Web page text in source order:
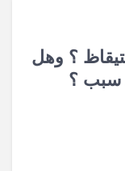
؟ وهل
سبب ؟